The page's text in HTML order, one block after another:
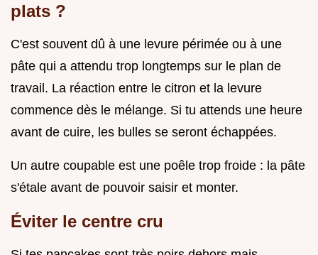
plats ?
C'est souvent dû à une levure périmée ou à une
pâte qui a attendu trop longtemps sur le plan de
travail. La réaction entre le citron et la levure
commence dès le mélange. Si tu attends une heure
avant de cuire, les bulles se seront échappées.
Un autre coupable est une poêle trop froide : la pâte
s'étale avant de pouvoir saisir et monter.
Éviter le centre cru